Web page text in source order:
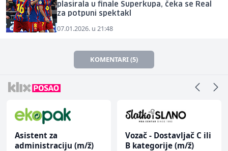
plasirala u finale Superkupa, čeka se Real
za potpuni spektakl
07.01.2026. u 21:48
KOMENTARI (5)
Asistent za
administraciju (m/ž)
Vozač - Dostavljač C ili
B kategorije (m/ž)